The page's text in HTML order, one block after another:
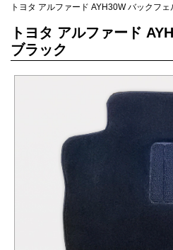
トヨタ アルファード AYH30W バックフェ
トヨタ アルファード
ブラック